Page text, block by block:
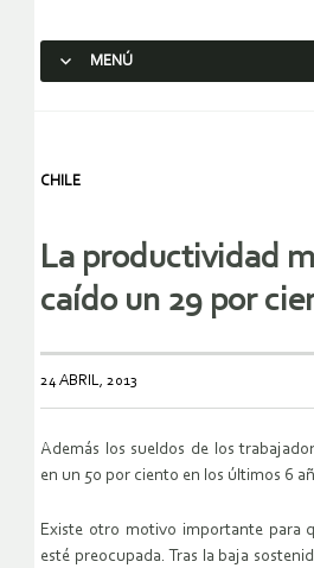
MENÚ
CHILE
La productividad
caído un 29 por
24 ABRIL, 2013
Además los sueldos de los
en un 50 por ciento en los últimos 6
Existe otro motivo importante para
esté preocupada. Tras la baja